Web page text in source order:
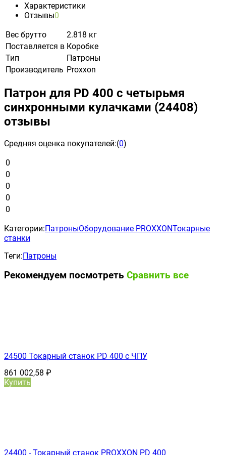
Характеристики
Отзывы0
Вес брутто
2.818 кг
Поставляется в Коробке
Тип
Патроны
Производитель Proxxon
Патрон для PD 400 с четырьмя
синхронными кулачками (24408)
отзывы
Средняя оценка покупателей:(0)
0
0
0
0
0
Категории:ПатроныОборудование PROXXONТокарные
станки
Теги:Патроны
Рекомендуем посмотреть Сравнить все
24500 Токарный станок PD 400 с ЧПУ
861 002,58 ₽
Купить
24400 - Токарный станок PROXXON PD 400